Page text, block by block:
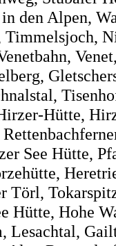
den Alpen,
Hütte,
See Hütte,
Törl,
Hütte, Hohe
Lesachtal,